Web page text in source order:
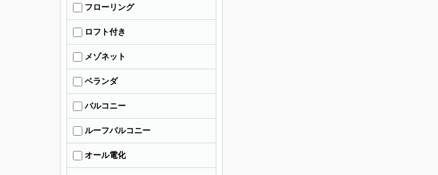
フローリング
ロフト付き
メゾネット
ベランダ
バルコニー
ルーフバルコニー
オール電化